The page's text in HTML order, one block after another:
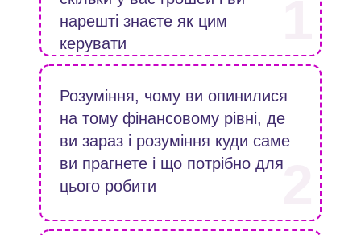
нарешті знаєте як цим
керувати
Розуміння, чому ви опинилися
на тому фінансовому рівні, де
ви зараз і розуміння куди саме
ви прагнете і що потрібно для
цього робити
2